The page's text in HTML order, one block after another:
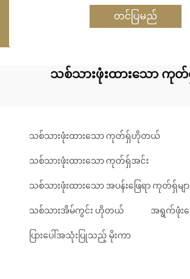
တင်ပြမည်
သစ်သားဖုံးထားသော ကုတ်
သစ်သားဖုံးထားသော ကုတ်ရှ်ဟိုတယ်
သစ်သားဖုံးထားသော ကုတ်ရှ်အင်း
သစ်သားဖုံးထားသော အပန်းဖြေရာ ကုတ်ရှ်မျာ
သစ်သားအိမ်ကွင်း ဟိုတယ် အရွက်ဖုံး
ပြားပေါ်အသုံးပြုသည့် မိုးကာ